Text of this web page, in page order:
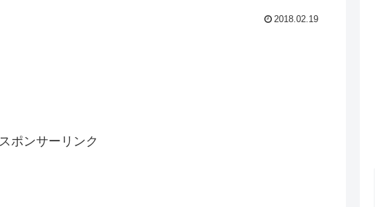
2018.02.19
スポンサーリンク